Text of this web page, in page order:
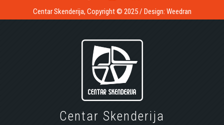
Centar Skenderija, Copyright © 2025 / Design: Weedran
Centar Skenderija